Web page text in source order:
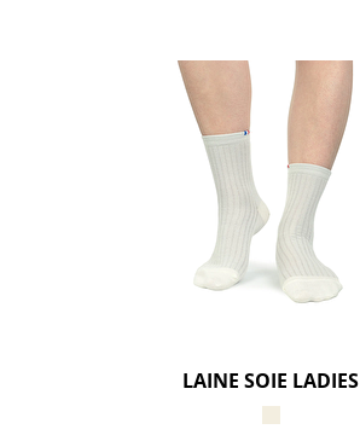
LAINE SOIE LADIES